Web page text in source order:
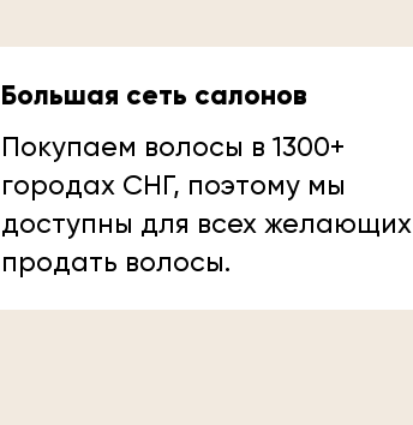
Большая сеть салонов
Покупаем волосы в 1300+
городах СНГ, поэтому мы
доступны для всех желающих
продать волосы.